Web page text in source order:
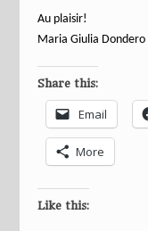
Au plaisir!
Maria Giulia Dondero
Share this:
Email
More
Like this: